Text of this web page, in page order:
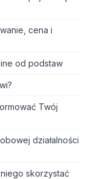
cena i
od podstaw
Twój
działalności
skorzystać